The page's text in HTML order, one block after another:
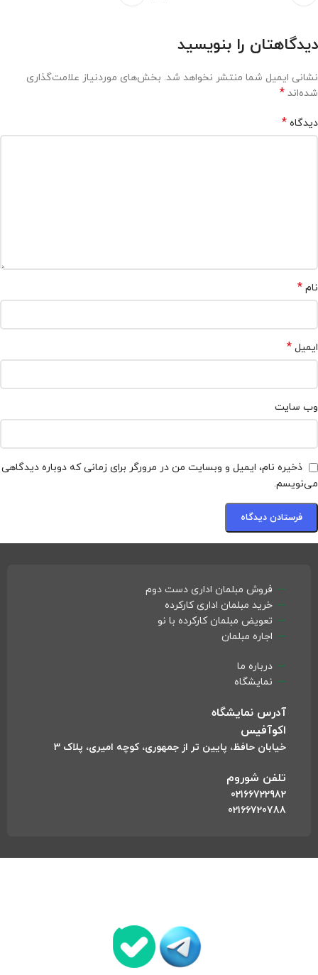
دیدگاهتان را بنویسید
نشانی ایمیل شما منتشر نخواهد شد. بخش‌های موردنیاز علامت‌گذاری
شده‌اند *
دیدگاه *
نام *
ایمیل *
وب‌ سایت
ذخیره نام، ایمیل و وبسایت من در مرورگر برای زمانی که دوباره دیدگاهی
می‌نویسم.
فروش مبلمان اداری دست دوم
خرید مبلمان اداری کارکرده
تعویض مبلمان کارکرده با نو
اجاره مبلمان
درباره ما
نمایشگاه
آدرس نمایشگاه
اکوآفیس
خیابان حافظ، پایین تر از جمهوری، کوچه امیری، پلاک 3
تلفن شوروم
02166722982
02166720788